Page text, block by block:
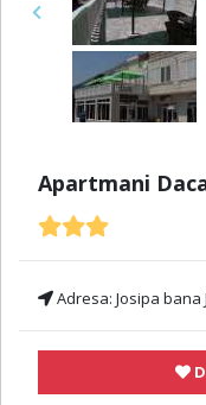
Previous
Apartmani
Adresa: Josipa bana